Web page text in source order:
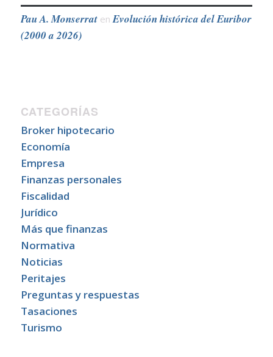
Pau A. Monserraten Evolución histórica del Euribor
(2000 a 2026)
CATEGORÍAS
Broker hipotecario
Economía
Empresa
Finanzas personales
Fiscalidad
Jurídico
Más que finanzas
Normativa
Noticias
Peritajes
Preguntas y respuestas
Tasaciones
Turismo